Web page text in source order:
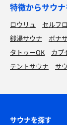
特徴からサウ
ロウリュ セルフ
銭湯サウナ
ボナ
タトゥーOK
カプ
テントサウナ
サ
サウナを探す